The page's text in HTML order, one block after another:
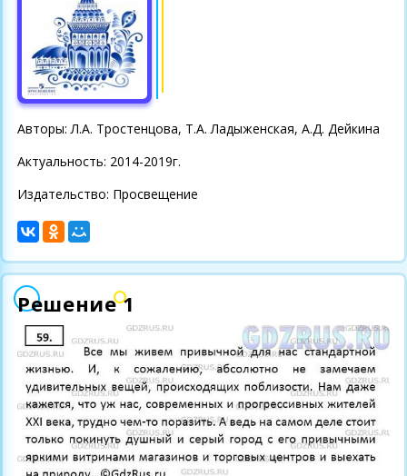
Авторы: Л.А. Тростенцова, Т.А. Ладыженская, А.Д. Дейкина
Актуальность: 2014-2019г.
Издательство: Просвещение
Решение 1